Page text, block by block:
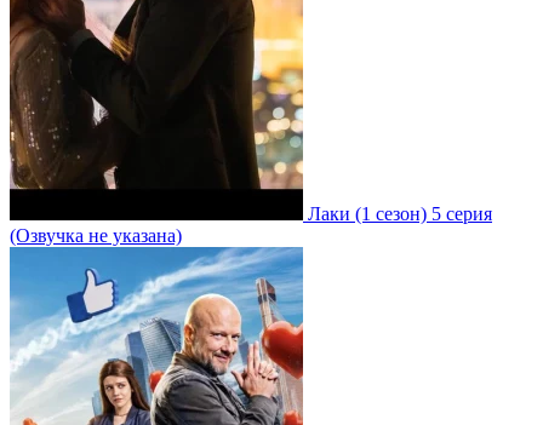
Лаки (1 сезон) 5 серия
(Озвучка не указана)